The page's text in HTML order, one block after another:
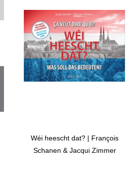
Wéi heescht dat? | François
Schanen & Jacqui Zimmer